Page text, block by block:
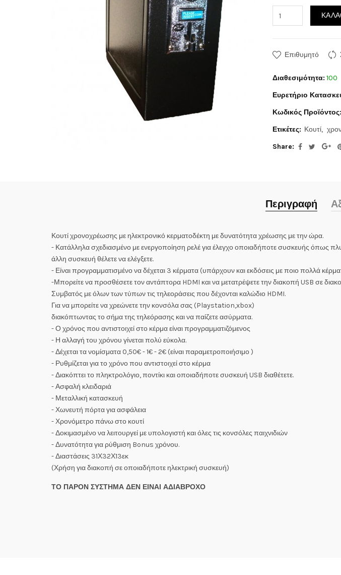
Επιθυμητό
Διαθεσιμότητα: 100
Ευρετήριο
Κωδικός Προϊόντος:
Ετικέτες: Κουτί
Share:
Περιγραφή
Κουτί χρονοχρέωσης με ηλεκτρονικό κερματοδέκτη με δυνατότητα χρέωσης με την ώρα.
- Κατάλληλα σχεδιασμένο με ενεργοποίηση ρελέ για έλεγχο οποιαδήποτε συσκευής όπως
άλλη συσκευή θέλετε να ελέγξετε.
- Είναι προγραμματισμένο να δέχεται 3 κέρματα (υπάρχουν και εκδόσεις με ποιο πολλά
-Μπορείτε να προσθέσετε τον αντάπτορα HDMI και να μετατρέψετε την διακοπή USB σε
Συμβατός με όλων των τύπων τις τηλεοράσεις που δέχονται καλώδιο HDMI.
Για να μπορείτε να χρεώνετε την κονσόλα σας (Playstation,xbox)
διακόπτωντας το σήμα της τηλεόρασης και να παίζετε ασύρματα.
- Ο χρόνος που αντιστοιχεί στο κέρμα είναι προγραμματιζόμενος
- Η αλλαγή του χρόνου γίνεται πολύ εύκολα.
- Δέχεται τα νομίσματα 0,50€ - 1€ - 2€ (είναι παραμετροποιήσιμο )
- Ρυθμίζεται για το χρόνο που αντιστοιχεί στο κέρμα
- Διακόπτει το πληκτρολόγιο, ποντίκι και οποιαδήποτε συσκευή USB διαθέτετε.
- Ασφαλή κλειδαριά
- Μεταλλική κατασκευή
- Χωνευτή πόρτα για ασφάλεια
- Χρονόμετρο πάνω στο κουτί
- Δοκιμασμένο να λειτουργεί με υπολογιστή και όλες τις κονσόλες παιχνιδιών
- Δυνατότητα για ρύθμιση Bonus χρόνου.
- Διαστάσεις 31Χ32Χ13εκ
(Χρήση για διακοπή σε οποιαδήποτε ηλεκτρική συσκευή)
ΤΟ ΠΑΡΟΝ ΣΥΣΤΗΜΑ ΔΕΝ ΕΙΝΑΙ ΑΔΙΑΒΡΟΧΟ